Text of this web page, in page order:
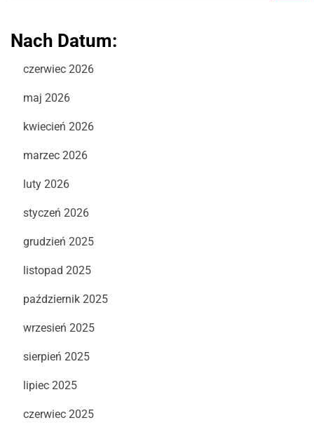
Nach Datum:
czerwiec 2026
maj 2026
kwiecień 2026
marzec 2026
luty 2026
styczeń 2026
grudzień 2025
listopad 2025
październik 2025
wrzesień 2025
sierpień 2025
lipiec 2025
czerwiec 2025